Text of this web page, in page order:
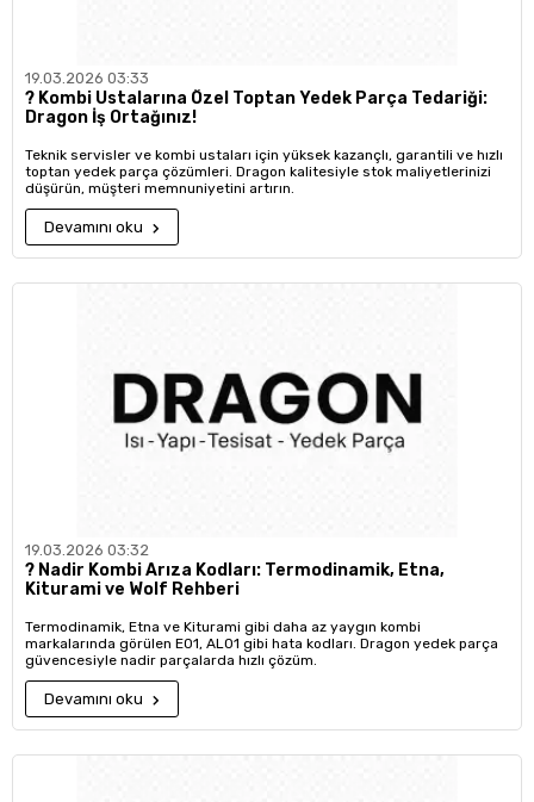
19.03.2026 03:33
?️ Kombi Ustalarına Özel Toptan Yedek Parça Tedariği:
Dragon İş Ortağınız!
Teknik servisler ve kombi ustaları için yüksek kazançlı, garantili ve hızlı
toptan yedek parça çözümleri. Dragon kalitesiyle stok maliyetlerinizi
düşürün, müşteri memnuniyetini artırın.
Devamını oku
19.03.2026 03:32
?️ Nadir Kombi Arıza Kodları: Termodinamik, Etna,
Kiturami ve Wolf Rehberi
Termodinamik, Etna ve Kiturami gibi daha az yaygın kombi
markalarında görülen E01, AL01 gibi hata kodları. Dragon yedek parça
güvencesiyle nadir parçalarda hızlı çözüm.
Devamını oku